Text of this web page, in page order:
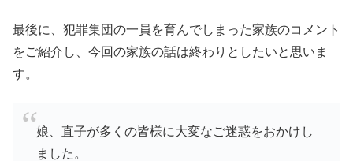
最後に、犯罪集団の一員を育んでしまった家族のコメント
をご紹介し、今回の家族の話は終わりとしたいと思いま
す。
娘、直子が多くの皆様に大変なご迷惑をおかけし
ました。